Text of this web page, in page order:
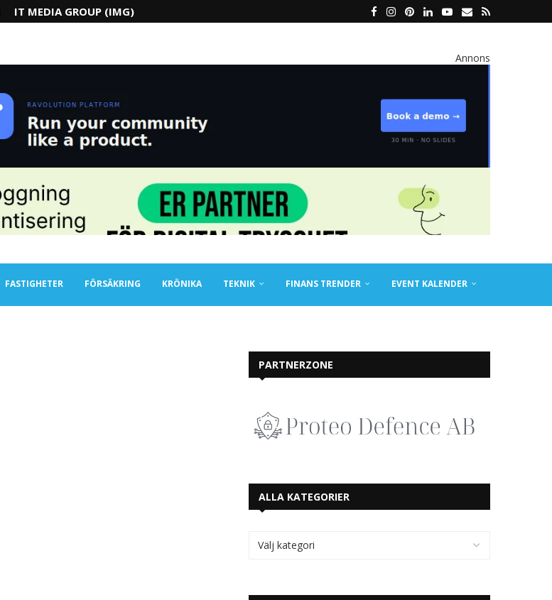
IT MEDIA GROUP (IMG)
Annons
FASTIGHETER FÖRSÄKRING KRÖNIKA TEKNIK FINANS TRENDER EVENT KALENDER
PARTNERZONE
ALLA KATEGORIER